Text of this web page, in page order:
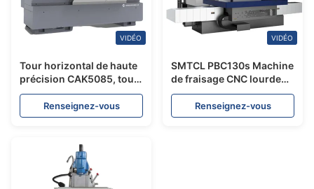
VIDÉO
Tour horizontal de haute
précision CAK5085, tour
à métaux SMTCL, tour
CNC à banc plat
Renseignez-vous
VIDÉO
SMTCL PBC130s Machine
de fraisage CNC lourde
Deux rails de guidage
linéaires et un rails de
guidage rigide Fraisage
Renseignez-vous